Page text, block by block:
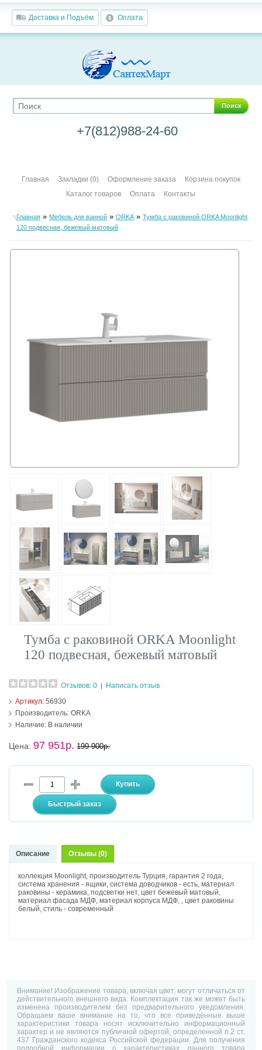
Доставка и Подъём Оплата
Поиск
+7(812)988-24-60
Главная Закладки (0) Оформление заказа
Корзина покупок
Каталог товаров
Оплата Контакты
Главная» Мебель для ванной» ORKA» Тумба с раковиной ORKA Moonlight
120 подвесная, бежевый матовый
Тумба с раковиной ORKA Moonlight
120 подвесная, бежевый матовый
Отзывов: 0
Написать отзыв
Артикул:56930
Производитель: ORKA
Наличие: В наличии
Цена:97 951р. 199 900р.
Описание Отзывы (0)
коллекция Moonlight, производитель Турция, гарантия 2 года,
система хранения - ящики, система доводчиков - есть, материал
раковины - керамика, подсветки нет, цвет бежевый матовый,
материал фасада МДФ, материал корпуса МДФ, , цвет раковины
белый, стиль - современный
Внимание! Изображение товара, включая цвет, могут отличаться от
действительного внешнего вида. Комплектация так же может быть
изменена производителем без предварительного уведомления.
Обращаем ваше внимание на то, что все приведённые выше
характеристики товара носят исключительно информационный
характер и не являются публичной офертой, определенной п.2 ст.
437 Гражданского кодекса Российской федерации. Для получения
подробной информации о характеристиках данного товара